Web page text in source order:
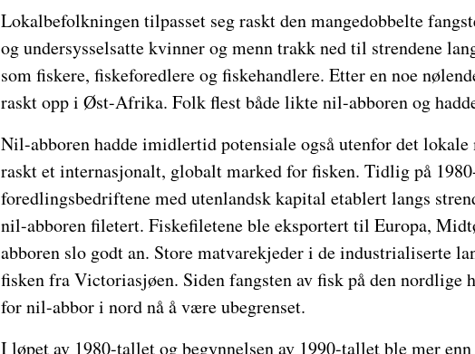
Lokalbefolkningen tilpasset seg raskt den mangedobbelte
og undersysselsatte kvinner og menn trakk ned til strendene
som fiskere, fiskeforedlere og fiskehandlere. Etter en noe
raskt opp i Øst-Afrika. Folk flest både likte nil-abboren og
Nil-abboren hadde imidlertid potensiale også utenfor det
raskt et internasjonalt, globalt marked for fisken. Tidlig på
foredlingsbedriftene med utenlandsk kapital etablert langs
nil-abboren filetert. Fiskefiletene ble eksportert til Europa,
abboren slo godt an. Store matvarekjeder i de industrialiserte
fisken fra Victoriasjøen. Siden fangsten av fisk på den nordlige
for nil-abbor i nord nå å være ubegrenset.
I løpet av 1980-tallet og begynnelsen av 1990-tallet ble mer